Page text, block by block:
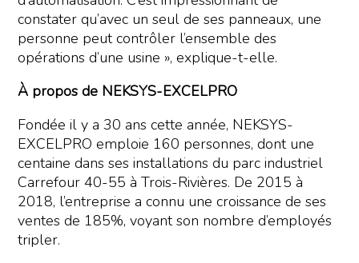
constater qu’avec un seul de ses panneaux, une
personne peut contrôler l’ensemble des
opérations d’une usine », explique-t-elle.
À propos de NEKSYS-EXCELPRO
Fondée il y a 30 ans cette année, NEKSYS-
EXCELPRO emploie 160 personnes, dont une
centaine dans ses installations du parc industriel
Carrefour 40-55 à Trois-Rivières. De 2015 à
2018, l’entreprise a connu une croissance de ses
ventes de 185%, voyant son nombre d’employés
tripler.